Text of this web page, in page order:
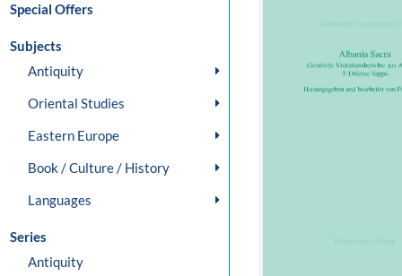
Special Offers
Subjects
Antiquity
Oriental Studies
Eastern Europe
Book / Culture / History
Languages
Series
Antiquity